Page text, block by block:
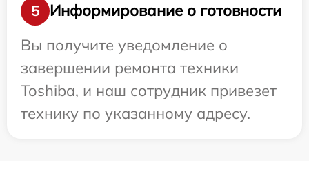
5
Информирование о готовности
Вы получите уведомление о
завершении ремонта техники
Toshiba, и наш сотрудник привезет
технику по указанному адресу.